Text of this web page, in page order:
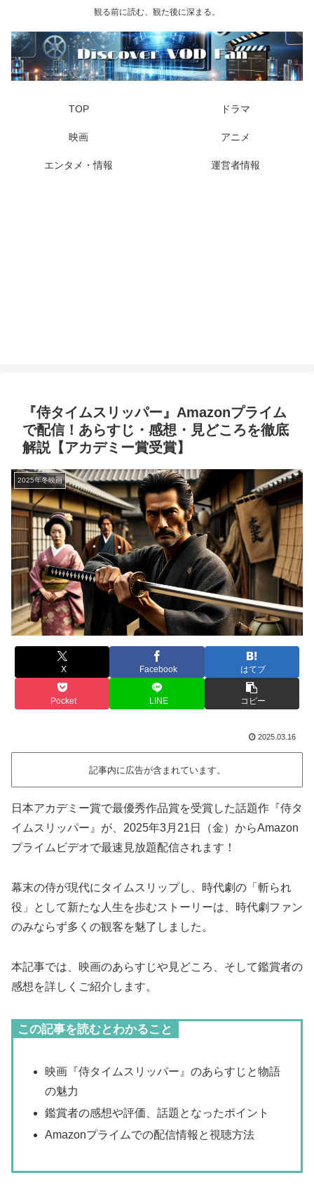
観る前に読む、観た後に深まる。
TOP ドラマ
映画 アニメ
エンタメ・情報 運営者情報
『侍タイムスリッパー』Amazonプライム
で配信！あらすじ・感想・見どころを徹底
解説【アカデミー賞受賞】
2025年冬映画
X Facebook はてブ
Pocket LINE コピー
2025.03.16
記事内に広告が含まれています。
日本アカデミー賞で最優秀作品賞を受賞した話題作『侍タ
イムスリッパー』が、2025年3月21日（金）からAmazon
プライムビデオで最速見放題配信されます！
幕末の侍が現代にタイムスリップし、時代劇の「斬られ
役」として新たな人生を歩むストーリーは、時代劇ファン
のみならず多くの観客を魅了しました。
本記事では、映画のあらすじや見どころ、そして鑑賞者の
感想を詳しくご紹介します。
この記事を読むとわかること
映画『侍タイムスリッパー』のあらすじと物語
の魅力
鑑賞者の感想や評価、話題となったポイント
Amazonプライムでの配信情報と視聴方法